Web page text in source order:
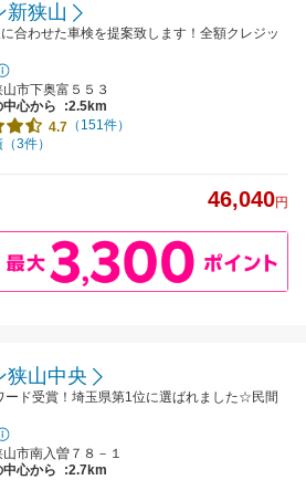
新狭山
合わせた車検を提案致します！全額クレジッ
市下奥富５５３
中心から
:2.5km
4.7 （151件）
3件）
46,040円
狭山中央
ド受賞！埼玉県第1位に選ばれました☆民間
市南入曽７８－１
中心から
:2.7km